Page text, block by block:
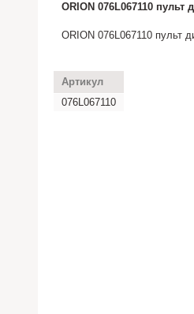
ORION 076L067110 пульт
ORION 076L067110 пульт
Артикул
076L067110